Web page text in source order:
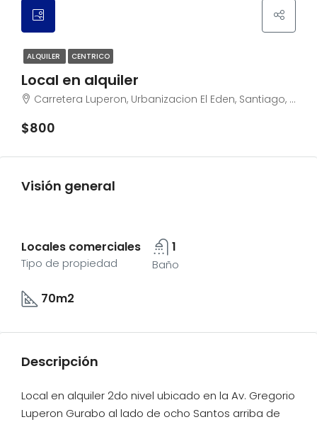
ALQUILER CENTRICO
Local en alquiler
Carretera Luperon, Urbanizacion El Eden, Santiago, 51061, República Dominicana
$800
Visión general
Locales comerciales
Tipo de propiedad
1
Baño
70m2
Descripción
Local en alquiler 2do nivel ubicado en la Av. Gregorio
Luperon Gurabo al lado de ocho Santos arriba de